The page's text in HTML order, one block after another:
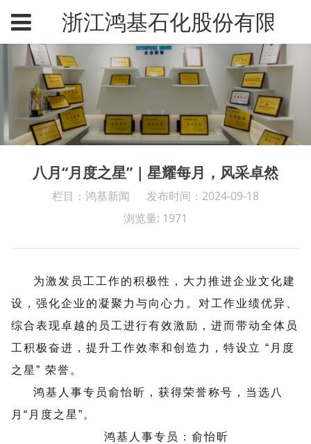
浙江鸿基石化股份有限公
八月“月度之星” | 星耀每月，风采卓然
栏目：鸿基新闻
发布时间：2024-09-18
浏览量: 1971
为激发员工工作的积极性，大力推进企业文化建
设，强化企业的凝聚力与向心力。对工作业绩优异、
综合表现卓越的员工进行有效激励，进而带动全体员
工积极奋进，提升工作效率和创造力，特设立 “月度
之星” 荣誉。
鸿基人事专员俞怡昕，获得荣誉称号，当选八
月“月度之星”。
鸿基人事专员：俞怡昕